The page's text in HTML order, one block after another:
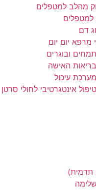
מהלב למטפלים
דם
יום יום
ובוגרים
האישה
עיכול
אינטגרטיבי לחולי סרטן
תדמית)